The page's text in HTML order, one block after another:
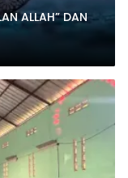
ALLAH” DAN